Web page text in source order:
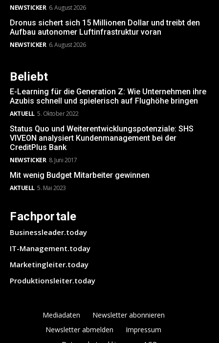
NEWSTICKER 6. August 2026
Dronus sichert sich 15 Millionen Dollar und treibt den
Aufbau autonomer Luftinfrastruktur voran
NEWSTICKER 6. August 2026
Beliebt
E-Learning für die Generation Z: Wie Unternehmen ihre
Azubis schnell und spielerisch auf Flughöhe bringen
AKTUELL 5. Oktober 2022
Status Quo und Weiterentwicklungspotenziale: SHS
VIVEON analysiert Kundenmanagement bei der
CreditPlus Bank
NEWSTICKER 8. Juni 2017
Mit wenig Budget Mitarbeiter gewinnen
AKTUELL 5. Mai 2023
Fachportale
Businessleader.today
IT-Management.today
Marketingleiter.today
Produktionsleiter.today
Mediadaten
Newsletter abonnieren
Newsletter abmelden
Impressum